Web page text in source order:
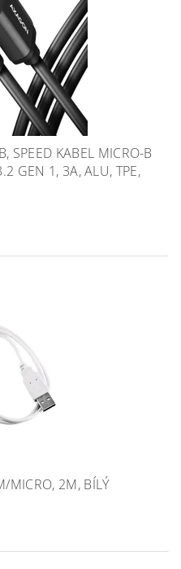
SPEED KABEL MICRO-B
GEN 1, 3A, ALU, TPE,
MICRO, 2M, BÍLÝ